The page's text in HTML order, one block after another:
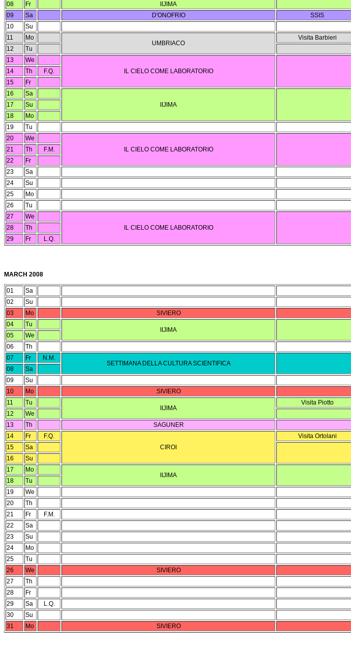
08
Fr
IIJIMA
09
Sa D'ONOFRIO
SSIS
10
Su
11
Mo
UMBRIACO
Visita Barbieri
12
Tu
13
We
IL CIELO COME LABORATORIO
14 Th
F.Q.
15
Fr
16
Sa
IIJIMA
17
Su
18
Mo
19
Tu
20
We
IL CIELO COME LABORATORIO
21 Th
F.M.
22
Fr
23
Sa
24
Su
25
Mo
26
Tu
27
We
IL CIELO COME LABORATORIO
28
Th
29
Fr L.Q.
MARCH 2008
01
Sa
02
Su
03
Mo
SIVIERO
04
Tu
IIJIMA
05
We
06
Th
07
Fr N.M.
SETTIMANA DELLA CULTURA SCIENTIFICA
08
Sa
09
Su
10
Mo
SIVIERO
11
Tu
IIJIMA
Visita Piotto
12
We
13
Th
SAGUNER
14
Fr
F.Q.
CIROI
Visita Ortolani
15
Sa
16
Su
17
Mo
IIJIMA
18
Tu
19
We
20
Th
21
Fr
F.M.
22
Sa
23
Su
24
Mo
25
Tu
26
We
SIVIERO
27
Th
28
Fr
29
Sa
L.Q.
30
Su
31
Mo SIVIERO